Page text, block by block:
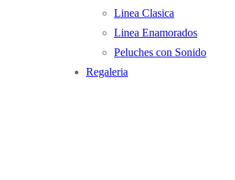
Linea Clasica
Linea Enamorados
Peluches con Sonido
Regaleria